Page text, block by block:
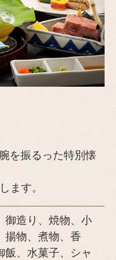
を振るった特別懐
ます。
御造り、焼物、小
揚物、煮物、香
飯、水菓子、シャ